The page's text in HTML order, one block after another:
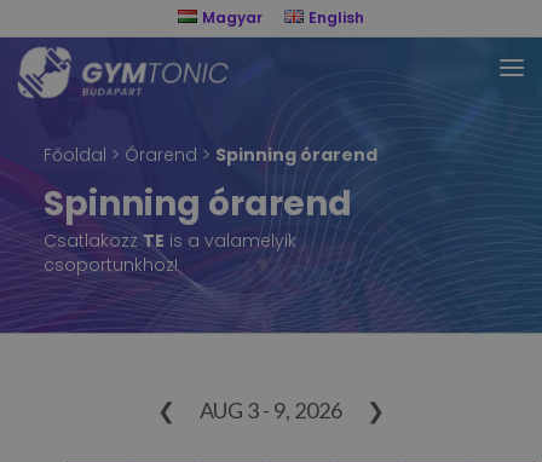
Magyar English
Főoldal > Órarend > Spinning órarend
Spinning órarend
Csatlakozz TE is a valamelyik
csoportunkhoz!